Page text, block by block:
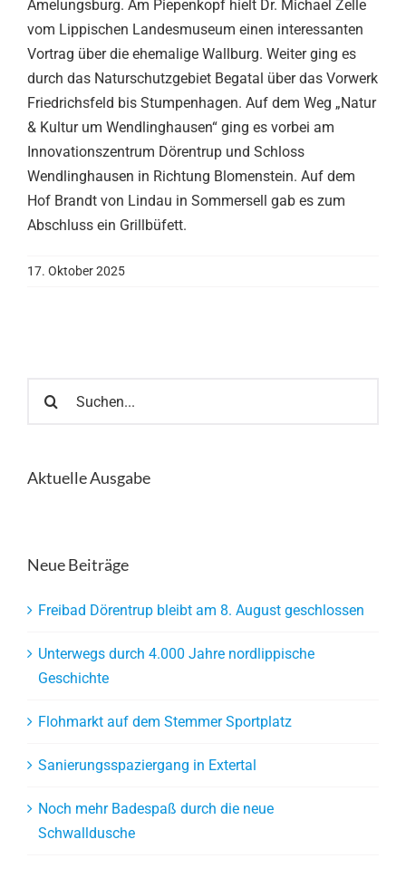
Amelungsburg. Am Piepenkopf hielt Dr. Michael Zelle
vom Lippischen Landesmuseum einen interessanten
Vortrag über die ehemalige Wallburg. Weiter ging es
durch das Naturschutzgebiet Begatal über das Vorwerk
Friedrichsfeld bis Stumpenhagen. Auf dem Weg „Natur
& Kultur um Wendlinghausen“ ging es vorbei am
Innovationszentrum Dörentrup und Schloss
Wendlinghausen in Richtung Blomenstein. Auf dem
Hof Brandt von Lindau in Sommersell gab es zum
Abschluss ein Grillbüfett.
17. Oktober 2025
nach:
Aktuelle Ausgabe
Neue Beiträge
Freibad Dörentrup bleibt am 8. August geschlossen
Unterwegs durch 4.000 Jahre nordlippische
Geschichte
Flohmarkt auf dem Stemmer Sportplatz
Sanierungsspaziergang in Extertal
Noch mehr Badespaß durch die neue
Schwalldusche